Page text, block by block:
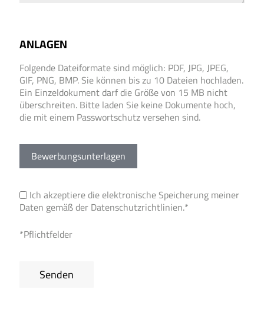
ANLAGEN
Folgende Dateiformate sind möglich: PDF, JPG, JPEG,
GIF, PNG, BMP. Sie können bis zu 10 Dateien hochladen.
Ein Einzeldokument darf die Größe von 15 MB nicht
überschreiten. Bitte laden Sie keine Dokumente hoch,
die mit einem Passwortschutz versehen sind.
Bewerbungsunterlagen
Ich akzeptiere die elektronische Speicherung meiner
Daten gemäß derDatenschutzrichtlinien.*
*Pflichtfelder
Senden